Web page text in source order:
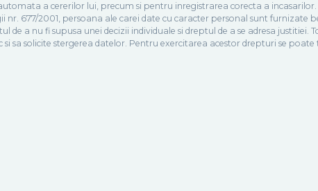
a cererilor lui, precum si pentru inregistrarea corecta a
nr. 677/2001, persoana ale carei date cu caracter personal sunt
de a nu fi supusa unei decizii individuale si dreptul de a se adresa
si sa solicite stergerea datelor. Pentru exercitarea acestor drepturi se